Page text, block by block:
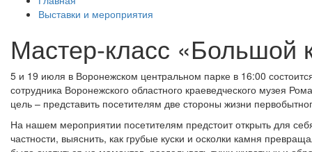
Выставки и мероприятия
Мастер-класс
5 и 19 июля в Воронежском центральном парке в 16:00
сотрудника Воронежского областного краеведческого музея
цель – представить посетителям две стороны жизни
На нашем мероприятии посетителям предстоит открыть для
частности, выяснить, как грубые куски и осколки камня